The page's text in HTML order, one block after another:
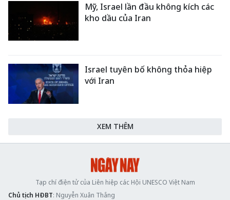
Mỹ, Israel lần đầu không kích các
kho dầu của Iran
Israel tuyên bố không thỏa hiệp
với Iran
XEM THÊM
Tạp chí điện tử của Liên hiệp các Hội UNESCO Việt Nam
Chủ tịch HĐBT: Nguyễn Xuân Thắng